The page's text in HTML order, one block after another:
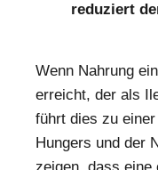
reduziert
Wenn Nahrung
erreicht, der als
führt dies zu
Hungers und der
zeigen, dass eine